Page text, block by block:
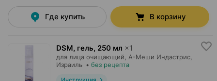
Где купить В корзину
DSM, гель, 250 мл ×1
для лица очищающий, А-Меши Индастрис
Израиль • без рецепта